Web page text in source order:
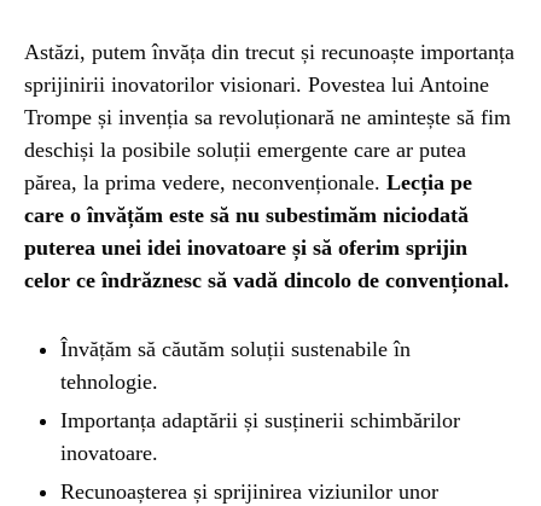
Astăzi, putem învăța din trecut și recunoaște importanța
sprijinirii inovatorilor visionari. Povestea lui Antoine
Trompe și invenția sa revoluționară ne amintește să fim
deschiși la posibile soluții emergente care ar putea
părea, la prima vedere, neconvenționale. Lecția pe
care o învățăm este să nu subestimăm niciodată
puterea unei idei inovatoare și să oferim sprijin
celor ce îndrăznesc să vadă dincolo de convențional.
Învățăm să căutăm soluții sustenabile în
tehnologie.
Importanța adaptării și susținerii schimbărilor
inovatoare.
Recunoașterea și sprijinirea viziunilor unor